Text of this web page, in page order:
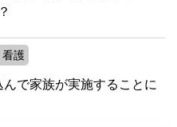
看護
で家族が実施することに